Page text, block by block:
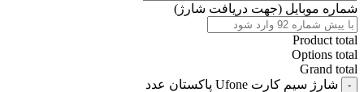
شماره موبایل (جهت دریافت شارژ)
Product total
Options total
Grand total
شارژ سیم کارت Ufone پاکستان عدد